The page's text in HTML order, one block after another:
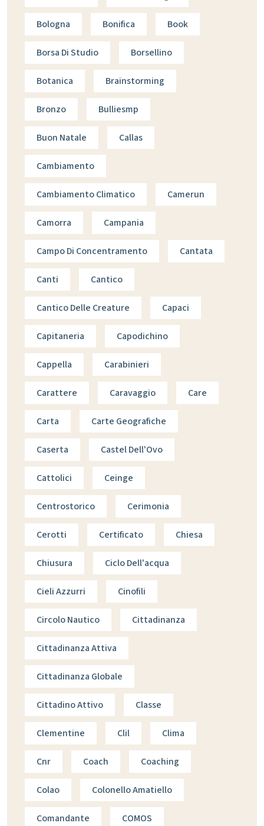
Bologna Bonifica Book
Borsa Di Studio Borsellino
Botanica Brainstorming
Bronzo Bulliesmp
Buon Natale Callas
Cambiamento
Cambiamento Climatico Camerun
Camorra Campania
Campo Di Concentramento Cantata
Canti Cantico
Cantico Delle Creature Capaci
Capitaneria Capodichino
Cappella Carabinieri
Carattere Caravaggio Care
Carta Carte Geografiche
Caserta Castel Dell'Ovo
Cattolici Ceinge
Centrostorico Cerimonia
Cerotti Certificato Chiesa
Chiusura Ciclo Dell'acqua
Cieli Azzurri Cinofili
Circolo Nautico Cittadinanza
Cittadinanza Attiva
Cittadinanza Globale
Cittadino Attivo Classe
Clementine Clil Clima
Cnr Coach Coaching
Colao Colonello Amatiello
Comandante COMOS